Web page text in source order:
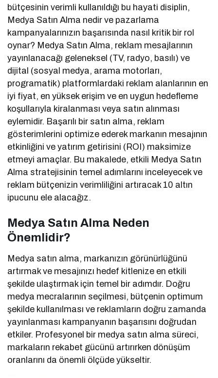
bütçesinin verimli kullanıldığı bu hayati disiplin,
Medya Satın Alma nedir ve pazarlama
kampanyalarınızın başarısında nasıl kritik bir rol
oynar? Medya Satın Alma, reklam mesajlarının
yayınlanacağı geleneksel (TV, radyo, basılı) ve
dijital (sosyal medya, arama motorları,
programatik) platformlardaki reklam alanlarının en
iyi fiyat, en yüksek erişim ve en uygun hedefleme
koşullarıyla kiralanması veya satın alınması
eylemidir. Başarılı bir satın alma, reklam
gösterimlerini optimize ederek markanın mesajının
etkinliğini ve yatırım getirisini (ROI) maksimize
etmeyi amaçlar. Bu makalede, etkili Medya Satın
Alma stratejisinin temel adımlarını inceleyecek ve
reklam bütçenizin verimliliğini artıracak 10 altın
ipucunu ele alacağız.
Medya Satın Alma Neden
Önemlidir?
Medya satın alma, markanızın görünürlüğünü
artırmak ve mesajınızı hedef kitlenize en etkili
şekilde ulaştırmak için temel bir adımdır. Doğru
medya mecralarının seçilmesi, bütçenin optimum
şekilde kullanılması ve reklamların doğru zamanda
yayınlanması kampanyanın başarısını doğrudan
etkiler. Profesyonel bir medya satın alma süreci,
markaların rekabet gücünü artırırken dönüşüm
oranlarını da önemli ölçüde yükseltir.